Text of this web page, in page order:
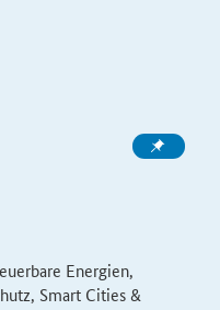
Energien,
Smart Cities &